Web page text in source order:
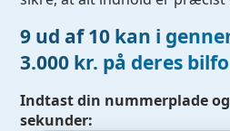
9 ud af 10 kan i
3.000 kr. på deres
Indtast din nummerplade
sekunder: